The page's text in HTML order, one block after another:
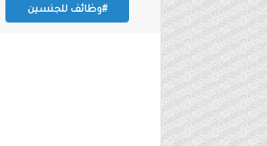
#وظائف للجنسين